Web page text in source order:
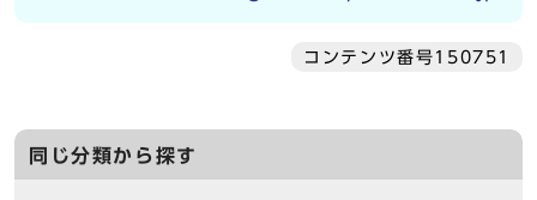
コンテンツ番号150751
同じ分類から探す